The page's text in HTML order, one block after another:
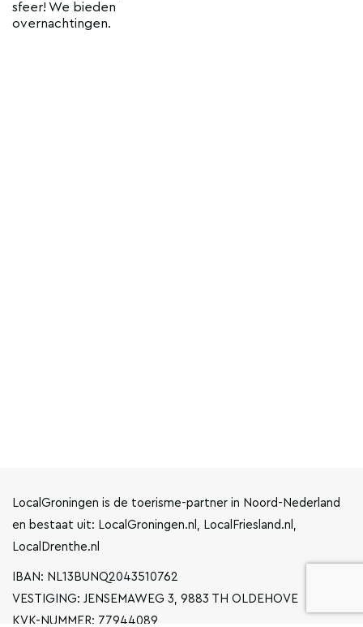
sfeer! We bieden
overnachtingen.
LocalGroningen is de toerisme-partner in Noord-Nederland
en bestaat uit: LocalGroningen.nl, LocalFriesland.nl,
LocalDrenthe.nl
IBAN: NL13BUNQ2043510762
VESTIGING: JENSEMAWEG 3, 9883 TH OLDEHOVE
KVK-NUMMER: 77944089